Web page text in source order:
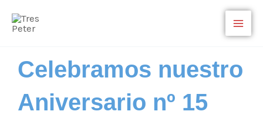
Celebramos nuestro
Aniversario nº 15